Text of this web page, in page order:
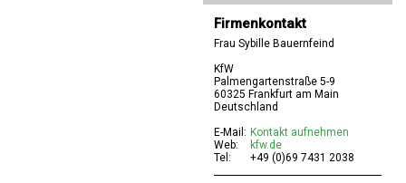
Firmenkontakt
Frau Sybille Bauernfeind
KfW
Palmengartenstraße 5-9
60325 Frankfurt am Main
Deutschland
E-Mail: Kontakt aufnehmen
Web:
kfw.de
Tel:
+49 (0)69 7431 2038